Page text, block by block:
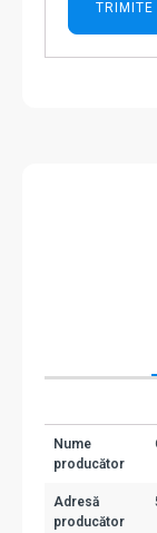
Nume
producător
Adresă
producător